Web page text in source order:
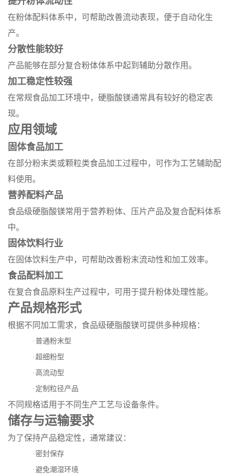
在粉体配料体系中，可帮助改善流动表现，便于自动化生
产。
分散性能较好
产品能够在部分复合粉体体系中起到辅助分散作用。
加工稳定性较强
在常规食品加工环境中，硬脂酸镁通常具有较好的稳定表
现。
应用领域
固体食品加工
在部分粉末类或颗粒类食品加工过程中，可作为工艺辅助配
料使用。
营养配料产品
食品级硬脂酸镁常用于营养粉体、压片产品及复合配料体系
中。
固体饮料行业
在固体饮料生产中，可帮助改善粉末流动性和加工效率。
食品配料加工
在复合食品原料生产过程中，可用于提升粉体处理性能。
产品规格形式
根据不同加工需求，食品级硬脂酸镁可提供多种规格：
· 普通粉末型
· 超细粉型
· 高流动型
· 定制粒径产品
不同规格适用于不同生产工艺与设备条件。
储存与运输要求
为了保持产品稳定性，通常建议：
· 密封保存
· 避免潮湿环境